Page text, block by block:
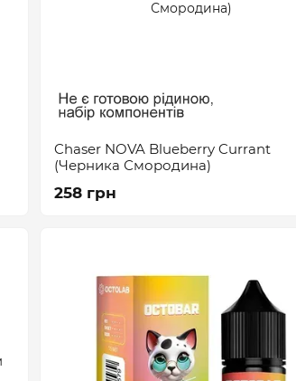
Chaser NOVA Blueberry Currant
(Черника Смородина)
258 грн